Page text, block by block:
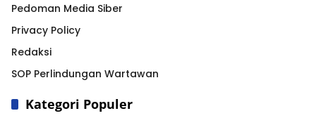
Pedoman Media Siber
Privacy Policy
Redaksi
SOP Perlindungan Wartawan
Kategori Populer